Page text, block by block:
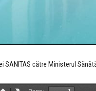
SANITAS către Ministerul